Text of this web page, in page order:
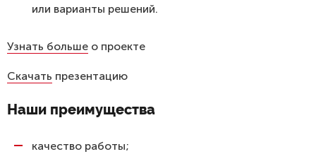
или варианты решений.
Узнать больше о проекте
Скачать презентацию
Наши преимущества
качество работы;